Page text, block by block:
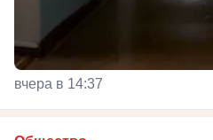
вчера в 14:37